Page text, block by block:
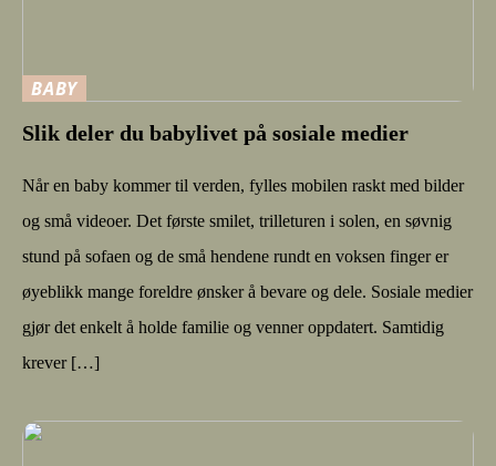
BABY
Slik deler du babylivet på sosiale medier
Når en baby kommer til verden, fylles mobilen raskt med bilder
og små videoer. Det første smilet, trilleturen i solen, en søvnig
stund på sofaen og de små hendene rundt en voksen finger er
øyeblikk mange foreldre ønsker å bevare og dele. Sosiale medier
gjør det enkelt å holde familie og venner oppdatert. Samtidig
krever […]